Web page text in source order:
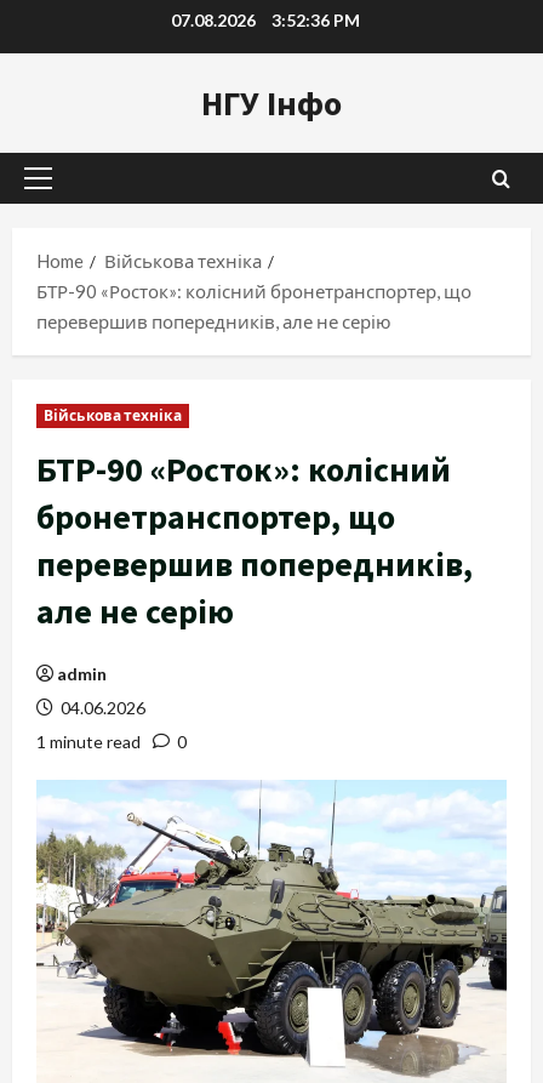
to
07.08.2026 3:52:37 PM
НГУ Інфо
Primary
Home
Військова техніка
БТР-90 «Росток»: колісний бронетранспортер, що
перевершив попередників, але не серію
Військова техніка
БТР-90 «Росток»: колісний
бронетранспортер, що
перевершив попередників,
але не серію
admin
04.06.2026
1 minute read
0